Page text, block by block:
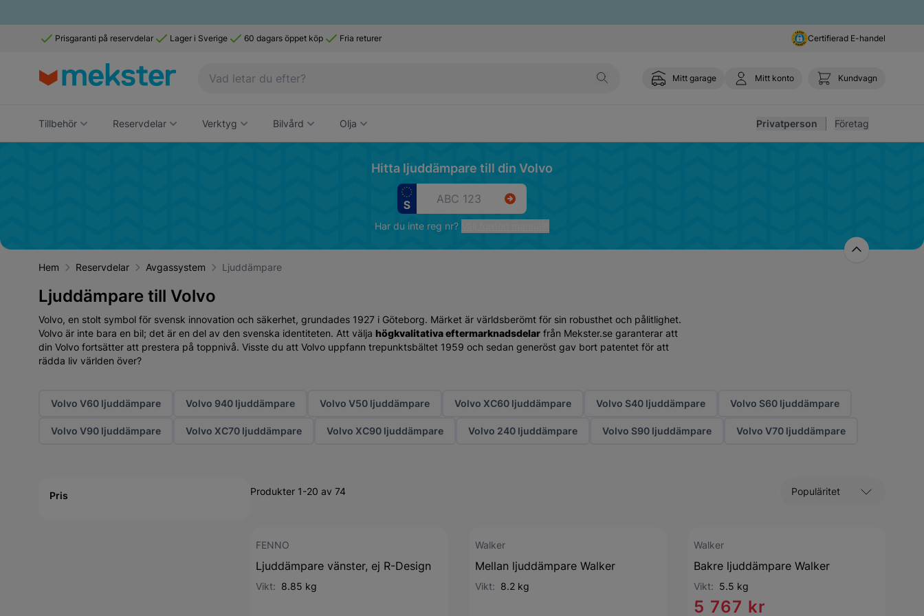
Prisgaranti på reservdelar Lager i Sverige 60 dagars öppet köp Fria returer Certifierad E-handel
Mitt garage Mitt konto Kundvagn
Tillbehör Reservdelar Verktyg Bilvård Olja Privatperson Företag
Hitta ljuddämpare till din Volvo
Har du inte reg nr?
Hem Reservdelar Avgassystem Ljuddämpare
Ljuddämpare till Volvo
Volvo, en stolt symbol för svensk innovation och säkerhet, grundades 1927 i Göteborg. Märket är världsberömt för sin robusthet och pålitlighet.
Volvo är inte bara en bil; det är en del av den svenska identiteten. Att välja högkvalitativa eftermarknadsdelar från Mekster.se garanterar att
din Volvo fortsätter att prestera på toppnivå. Visste du att Volvo uppfann trepunktsbältet 1959 och sedan generöst gav bort patentet för att
rädda liv världen över?
Volvo V60 ljuddämpare Volvo 940 ljuddämpare Volvo V50 ljuddämpare Volvo XC60 ljuddämpare Volvo S40 ljuddämpare Volvo S60 ljuddämpare
Volvo V90 ljuddämpare Volvo XC70 ljuddämpare Volvo XC90 ljuddämpare Volvo 240 ljuddämpare Volvo S90 ljuddämpare Volvo V70 ljuddämpare
Pris
Sortera efter
Produkter 1-20 av 74
FENNO
Ljuddämpare vänster, ej R-Design
Vikt: 8.85 kg
Walker
Mellan ljuddämpare Walker
Vikt: 8.2 kg
Walker
Bakre ljuddämpare Walker
Vikt: 5.5 kg
5 767 kr